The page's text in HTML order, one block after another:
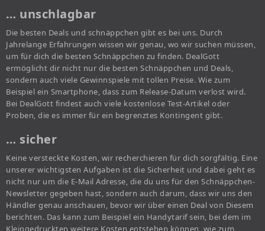
… unschlagbar
Die besten Deals und schnäppchen gibt es bei uns. Durch
Jahrelange Erfahrungen wissen wir genau, wo wir suchen müssen,
um für dich die besten Schnäppchen zu finden. DealGott
ermöglicht dir nicht nur die besten Schnäppchen und Deals,
sondern auch viele Gewinnspiele mit tollen Preise. Wie zum
Beispiel ein Smartphone, dass zum Release-Datum verlost wird.
Bei DealGott findest auch viele kostenlose Test-Artikel oder
Proben, die es immer für ein begrenztes Kontingent gibt.
… sicher
Keine versteckte Kosten, wir recherchieren für dich sorgfältig. Eine
unserer wichtigsten Aufgaben ist die Sicherheit und dabei geht es
nicht nur um die E-Mail Adresse, die du uns für den Schnäppchen-
Newsletter gegeben hast, sondern auch darum, dass wir uns den
Händler genau anschauen, bevor wir über einen Deal von Diesem
berichten. Das kann zum Beispiel ein Handytarif sein, bei dem im
Kleingedruckten weitere Kosten entstehen können, wie zum